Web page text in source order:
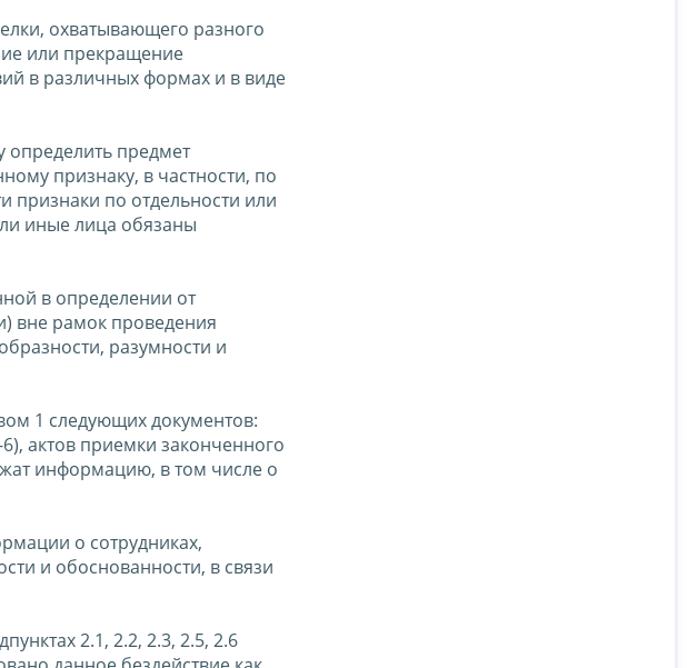
охватывающего разного
или прекращение
в различных формах и в виде
определить предмет
признаку, в частности, по
признаки по отдельности или
иные лица обязаны
в определении от
вне рамок проведения
разумности и
1 следующих документов:
актов приемки законченного
информацию, в том числе о
о сотрудниках,
и обоснованности, в связи
2.1, 2.2, 2.3, 2.5, 2.6